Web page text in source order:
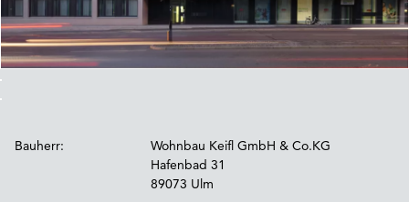
Bauherr:
Wohnbau Keifl GmbH & Co.KG
Hafenbad 31
89073 Ulm